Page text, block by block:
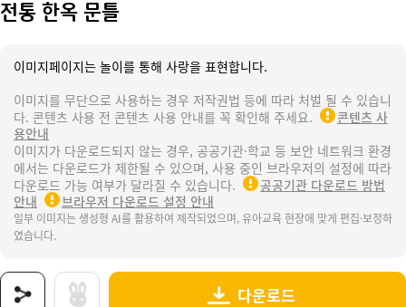
전통 한옥 문틀
이미지페이지는 놀이를 통해 사랑을 표현합니다.
이미지를 무단으로 사용하는 경우 저작권법 등에 따라 처벌 될 수 있습니
다. 콘텐츠 사용 전 콘텐츠 사용 안내를 꼭 확인해 주세요.
콘텐츠 사
용안내
이미지가 다운로드되지 않는 경우, 공공기관·학교 등 보안 네트워크 환경
에서는 다운로드가 제한될 수 있으며, 사용 중인 브라우저의 설정에 따라
다운로드 가능 여부가 달라질 수 있습니다.
공공기관 다운로드 방법
안내
브라우저 다운로드 설정 안내
일부 이미지는 생성형 AI를 활용하여 제작되었으며, 유아교육 현장에 맞게 편집·보정하
였습니다.
다운로드